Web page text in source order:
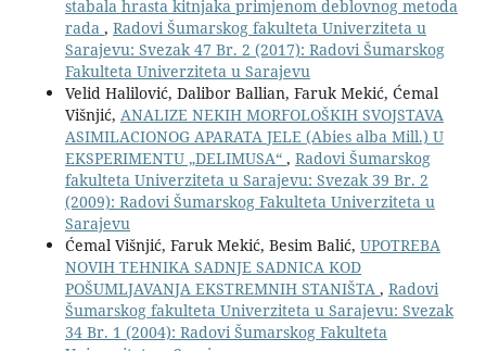
stabala hrasta kitnjaka primjenom deblovnog metoda
rada , Radovi Šumarskog fakulteta Univerziteta u
Sarajevu: Svezak 47 Br. 2 (2017): Radovi Šumarskog
Fakulteta Univerziteta u Sarajevu
Velid Halilović, Dalibor Ballian, Faruk Mekić, Ćemal
Višnjić, ANALIZE NEKIH MORFOLOŠKIH SVOJSTAVA
ASIMILACIONOG APARATA JELE (Abies alba Mill.) U
EKSPERIMENTU „DELIMUSA“ , Radovi Šumarskog
fakulteta Univerziteta u Sarajevu: Svezak 39 Br. 2
(2009): Radovi Šumarskog Fakulteta Univerziteta u
Sarajevu
Ćemal Višnjić, Faruk Mekić, Besim Balić, UPOTREBA
NOVIH TEHNIKA SADNJE SADNICA KOD
POŠUMLJAVANJA EKSTREMNIH STANIŠTA , Radovi
Šumarskog fakulteta Univerziteta u Sarajevu: Svezak
34 Br. 1 (2004): Radovi Šumarskog Fakulteta